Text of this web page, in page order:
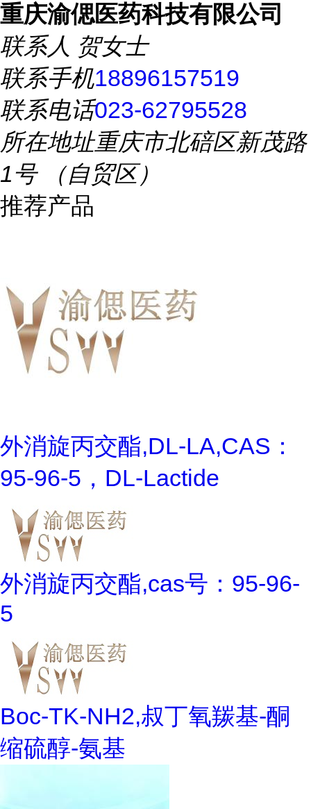
重庆渝偲医药科技有限公司
联系人 贺女士
联系手机18896157519
联系电话023-62795528
所在地址重庆市北碚区新茂路
1号 （自贸区）
推荐产品
外消旋丙交酯,DL-LA,CAS：
95-96-5，DL-Lactide
外消旋丙交酯,cas号：95-96-
5
Boc-TK-NH2,叔丁氧羰基-酮
缩硫醇-氨基